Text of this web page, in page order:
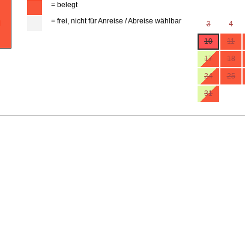
= belegt
= frei, nicht für Anreise / Abreise wählbar
3 4
10 11
17 18
24 25
31